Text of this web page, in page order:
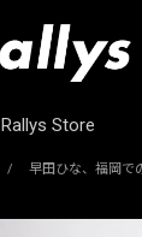
Rallys Store
/ 早田ひな、福岡で